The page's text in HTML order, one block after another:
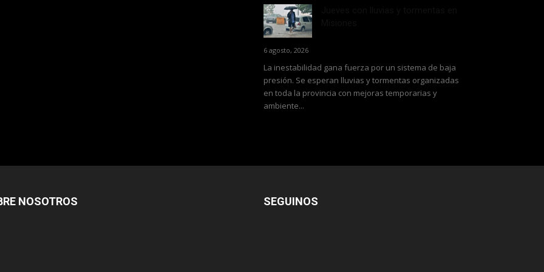
6 agosto, 2026
La inestabilidad gana fuerza por un sistema de baja
presión. Se esperan lluvias y tormentas organizadas
en toda la provincia con mejoras temporarias y
ambiente...
NOSOTROS SEGUINOS